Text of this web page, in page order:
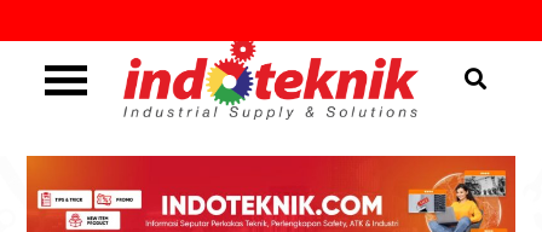
content
Seputar Teknik, Safety,
ATK & Industri